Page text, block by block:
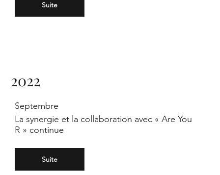
Suite
2022
Septembre
La synergie et la collaboration avec « Are You
R » continue
Suite